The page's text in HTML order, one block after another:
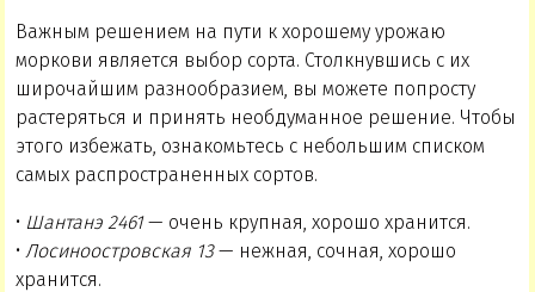
Важным решением на пути к хорошему урожаю
моркови является выбор сорта. Столкнувшись с их
широчайшим разнообразием, вы можете попросту
растеряться и принять необдуманное решение. Чтобы
этого избежать, ознакомьтесь с небольшим списком
самых распространенных сортов.
• Шантанэ 2461— очень крупная, хорошо хранится.
• Лосиноостровская 13— нежная, сочная, хорошо
хранится.